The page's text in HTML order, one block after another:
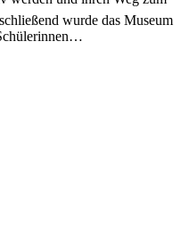
wurde das Museum